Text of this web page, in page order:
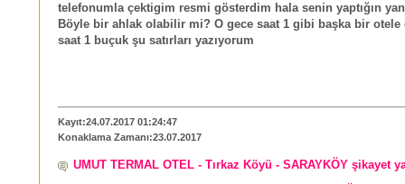
telefonumla çektigim resmi gösterdim hala senin yaptığın
Böyle bir ahlak olabilir mi? O gece saat 1 gibi başka bir otele
saat 1 buçuk şu satırları yazıyorum
Kayıt:24.07.2017 01:24:47
Konaklama Zamanı:23.07.2017
UMUT TERMAL OTEL - Tırkaz Köyü - SARAYKÖY şikayet